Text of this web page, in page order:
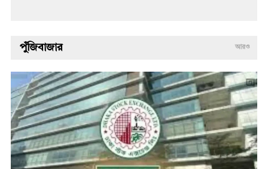
পুঁজিবাজার আরও